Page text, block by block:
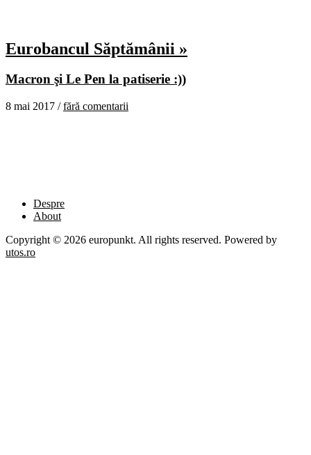
Eurobancul Săptămânii »
Macron şi Le Pen la patiserie :))
8 mai 2017 /fără comentarii
Despre
About
Copyright © 2026 europunkt. All rights reserved. Powered by
utos.ro